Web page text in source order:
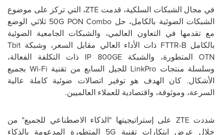
في مجال الشبكات السلكية، قدمت ZTE، التي تركز على موضوع
الشبكات الضوئية بالكامل، حل 50G PON Combo ثلاثي الوضع
مع تقدمها في التعاون العالمي، والشبكات الجامعية الضوئية
بالكاملFTTR-B ذات الأداء العالي مقابل السعر، وشبكة Tbit
OTNالمتطورة، والشبكةIP 800GE ذات التكلفة الفعالة،
وسلسلة منتجات LinkPro للجيل السابع من تقنية Wi-Fi بجميع
الأشكال. كان الهدف هو توفير اتصالات ضوئية كاملة عالية
السرعة، وموثوقة، واقتصادية للعملاء العالميين.
شددتZTE على إستراتيجيتها "الذكاء الاصطناعي للجميع" من
خلال عرض ابتكارات تقنية 5G المتطورة المدعومة بالذكاء